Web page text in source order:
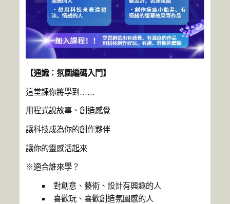
【通識：氛圍編碼入門】
這堂課你將學到……
用程式說故事、創造感覺
讓科技成為你的創作夥伴
讓你的靈感活起來
※適合誰來學？
對創意、藝術、設計有興趣的人
喜歡玩、喜歡創造氛圍感的人